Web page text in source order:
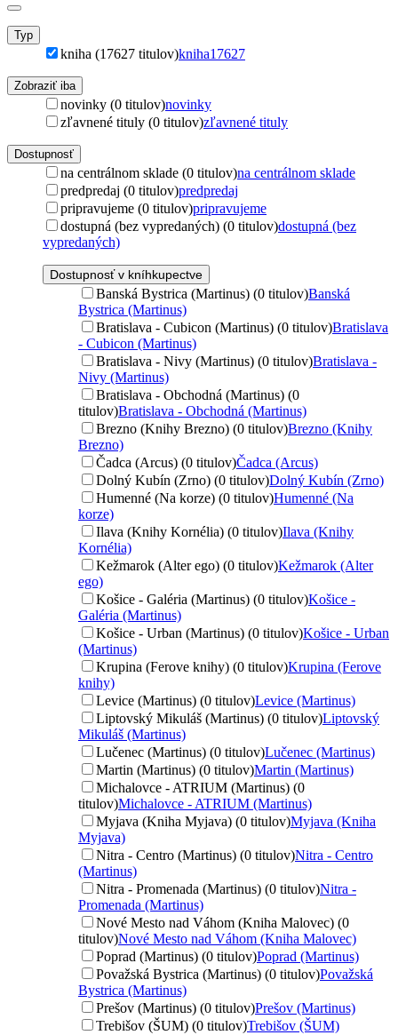
Typ
kniha (17627 titulov)kniha17627
Zobraziť iba
novinky (0 titulov)novinky
zľavnené tituly (0 titulov)zľavnené tituly
Dostupnosť
na centrálnom sklade (0 titulov)na centrálnom sklade
predpredaj (0 titulov)predpredaj
pripravujeme (0 titulov)pripravujeme
dostupná (bez vypredaných) (0 titulov)dostupná (bez
vypredaných)
Dostupnosť v kníhkupectve
Banská Bystrica (Martinus) (0 titulov)Banská
Bystrica (Martinus)
Bratislava - Cubicon (Martinus) (0 titulov)Bratislava
- Cubicon (Martinus)
Bratislava - Nivy (Martinus) (0 titulov)Bratislava -
Nivy (Martinus)
Bratislava - Obchodná (Martinus) (0
titulov)Bratislava - Obchodná (Martinus)
Brezno (Knihy Brezno) (0 titulov)Brezno (Knihy
Brezno)
Čadca (Arcus) (0 titulov)Čadca (Arcus)
Dolný Kubín (Zrno) (0 titulov)Dolný Kubín (Zrno)
Humenné (Na korze) (0 titulov)Humenné (Na
korze)
Ilava (Knihy Kornélia) (0 titulov)Ilava (Knihy
Kornélia)
Kežmarok (Alter ego) (0 titulov)Kežmarok (Alter
ego)
Košice - Galéria (Martinus) (0 titulov)Košice -
Galéria (Martinus)
Košice - Urban (Martinus) (0 titulov)Košice - Urban
(Martinus)
Krupina (Ferove knihy) (0 titulov)Krupina (Ferove
knihy)
Levice (Martinus) (0 titulov)Levice (Martinus)
Liptovský Mikuláš (Martinus) (0 titulov)Liptovský
Mikuláš (Martinus)
Lučenec (Martinus) (0 titulov)Lučenec (Martinus)
Martin (Martinus) (0 titulov)Martin (Martinus)
Michalovce - ATRIUM (Martinus) (0
titulov)Michalovce - ATRIUM (Martinus)
Myjava (Kniha Myjava) (0 titulov)Myjava (Kniha
Myjava)
Nitra - Centro (Martinus) (0 titulov)Nitra - Centro
(Martinus)
Nitra - Promenada (Martinus) (0 titulov)Nitra -
Promenada (Martinus)
Nové Mesto nad Váhom (Kniha Malovec) (0
titulov)Nové Mesto nad Váhom (Kniha Malovec)
Poprad (Martinus) (0 titulov)Poprad (Martinus)
Považská Bystrica (Martinus) (0 titulov)Považská
Bystrica (Martinus)
Prešov (Martinus) (0 titulov)Prešov (Martinus)
Trebišov (ŠUM) (0 titulov)Trebišov (ŠUM)